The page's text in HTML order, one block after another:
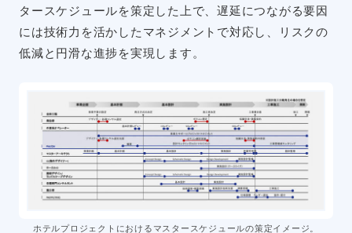
タースケジュールを策定した上で、遅延につながる要因
には技術力を活かしたマネジメントで対応し、リスクの
低減と円滑な進捗を実現します。
ホテルプロジェクトにおけるマスタースケジュールの策定イメージ。